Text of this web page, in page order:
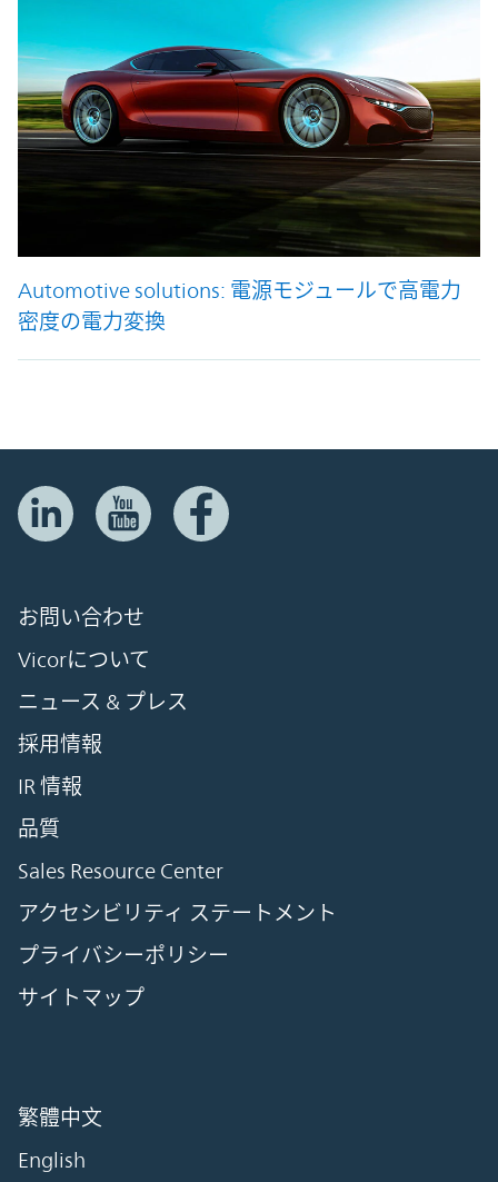
Automotive solutions: 電源モジュールで高電力
密度の電力変換
お問い合わせ
Vicorについて
ニュース & プレス
採用情報
IR 情報
品質
Sales Resource Center
アクセシビリティ ステートメント
プライバシーポリシー
サイトマップ
繁體中文
English